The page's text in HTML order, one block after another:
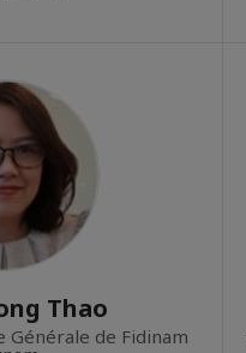
Thao
Générale de Fidinam